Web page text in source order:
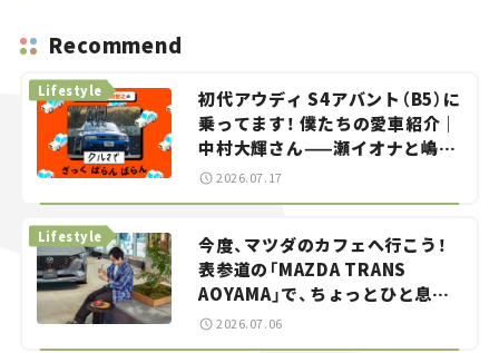
Recommend
初代アウディ S4アバント（B5）に
乗ってます！ 僕たちの愛車紹介｜
中村大輝さん——瀬イオナと嶋田
智之の「クルマでざっくばらんば
らん！」＃20
Lifestyle
2026.07.17
今度、マツダのカフェへ行こう！
表参道の「MAZDA TRANS
AOYAMA」で、ちょっとひと息。
——連載｜CCGとクルマでどうす
Lifestyle
2026.07.06